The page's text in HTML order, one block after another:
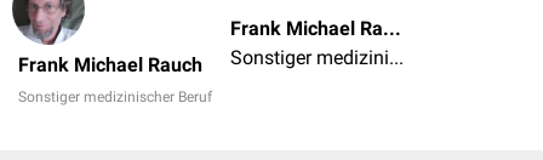
Frank Michael Rauch
Sonstiger medizinischer Beruf
Frank Michael Rauch
Sonstiger medizinischer Beruf